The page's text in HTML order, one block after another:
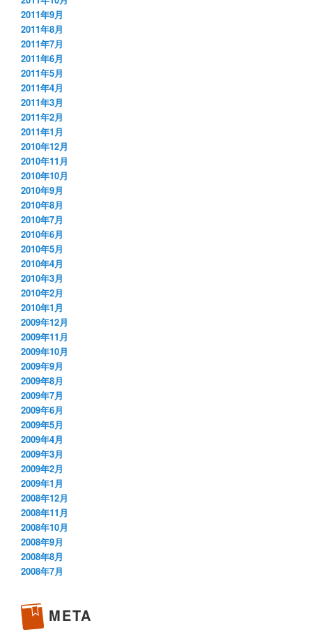
2011年9月
2011年8月
2011年7月
2011年6月
2011年5月
2011年4月
2011年3月
2011年2月
2011年1月
2010年12月
2010年11月
2010年10月
2010年9月
2010年8月
2010年7月
2010年6月
2010年5月
2010年4月
2010年3月
2010年2月
2010年1月
2009年12月
2009年11月
2009年10月
2009年9月
2009年8月
2009年7月
2009年6月
2009年5月
2009年4月
2009年3月
2009年2月
2009年1月
2008年12月
2008年11月
2008年10月
2008年9月
2008年8月
2008年7月
META